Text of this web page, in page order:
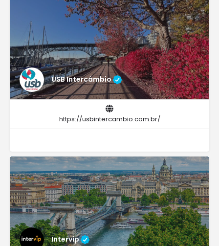
USB Intercâmbio
https://usbintercambio.com.br/
Intervip